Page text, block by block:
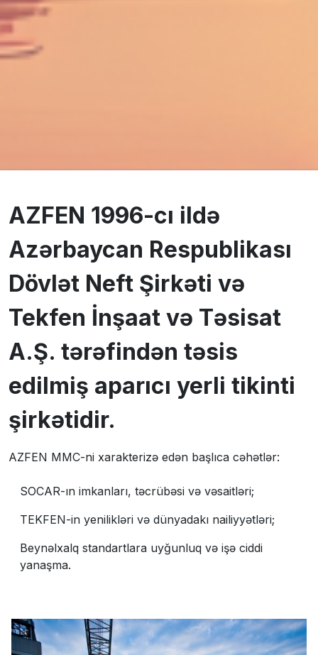
AZFEN 1996-cı ildə
Azərbaycan Respublikası
Dövlət Neft Şirkəti və
Tekfen İnşaat və Təsisat
A.Ş. tərəfindən təsis
edilmiş aparıcı yerli tikinti
şirkətidir.
AZFEN MMC-ni xarakterizə edən başlıca cəhətlər:
SOCAR-ın imkanları, təcrübəsi və vəsaitləri;
TEKFEN-in yenilikləri və dünyadakı nailiyyətləri;
Beynəlxalq standartlara uyğunluq və işə ciddi
yanaşma.